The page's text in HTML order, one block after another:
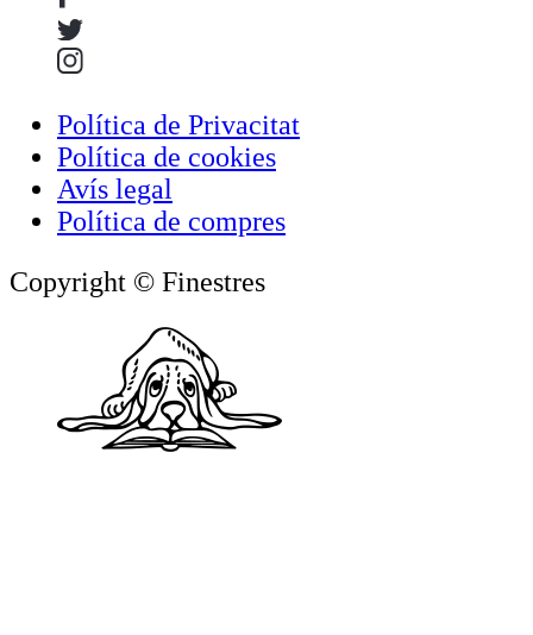
Política de Privacitat
Política de cookies
Avís legal
Política de compres
Copyright © Finestres